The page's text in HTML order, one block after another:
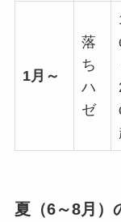
1月～
落
ち
ハ
ゼ
夏（6～8月）